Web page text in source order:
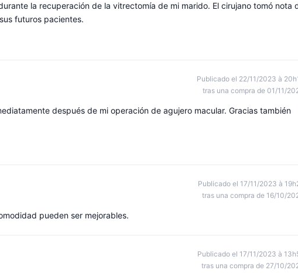
la recuperación de la vitrectomía de mi marido. El cirujano tomó nota
futuros pacientes.
Publicado el 22/11/2023 à
tras una compra de 01/11/
después de mi operación de agujero macular. Gracias también
Publicado el 17/11/2023 à
tras una compra de 16/10/
pueden ser mejorables.
Publicado el 17/11/2023 à
tras una compra de 27/10/